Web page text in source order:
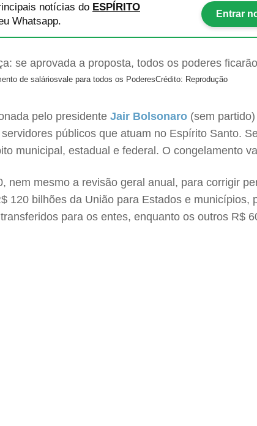
notícias do ESPÍRITO
Whatsapp.
Entrar
de saláriosvale para todos os PoderesCrédito: Reprodução
pelo presidente Jair Bolsonaro (sem
públicos que atuam no Espírito Santo.
municipal, estadual e federal. O congelamento
nem mesmo a revisão geral anual, para corrigir
120 bilhões da União para Estados e municípios,
para os entes, enquanto os outros R$